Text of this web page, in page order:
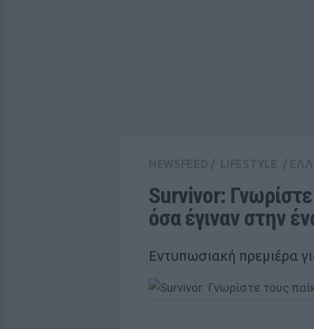
Survivor: Γνωρίστε
όσα έγιναν στην
Εντυπωσιακή πρεμιέρα